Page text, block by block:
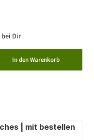
bei Dir
In den Warenkorb
| mit bestellen